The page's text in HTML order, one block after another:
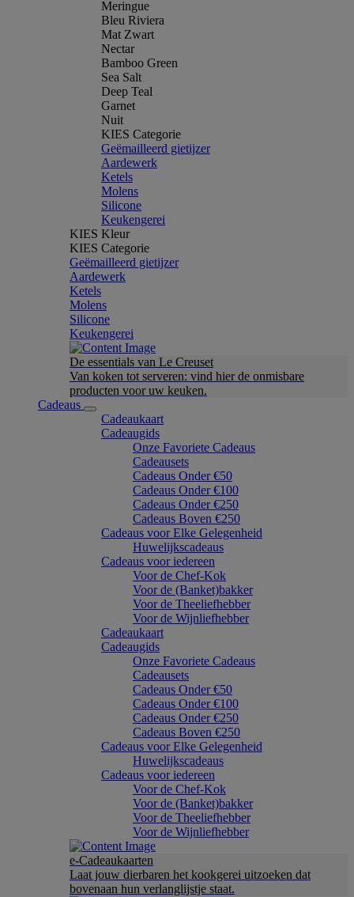
Meringue
Bleu Riviera
Mat Zwart
Nectar
Bamboo Green
Sea Salt
Deep Teal
Garnet
Nuit
KIES Categorie
Geëmailleerd gietijzer
Aardewerk
Ketels
Molens
Silicone
Keukengerei
KIES Kleur
KIES Categorie
Geëmailleerd gietijzer
Aardewerk
Ketels
Molens
Silicone
Keukengerei
De essentials van Le Creuset
Van koken tot serveren: vind hier de onmisbare
producten voor uw keuken.
Cadeaus
Cadeaukaart
Cadeaugids
Onze Favoriete Cadeaus
Cadeausets
Cadeaus Onder €50
Cadeaus Onder €100
Cadeaus Onder €250
Cadeaus Boven €250
Cadeaus voor Elke Gelegenheid
Huwelijkscadeaus
Cadeaus voor iedereen
Voor de Chef-Kok
Voor de (Banket)bakker
Voor de Theeliefhebber
Voor de Wijnliefhebber
Cadeaukaart
Cadeaugids
Onze Favoriete Cadeaus
Cadeausets
Cadeaus Onder €50
Cadeaus Onder €100
Cadeaus Onder €250
Cadeaus Boven €250
Cadeaus voor Elke Gelegenheid
Huwelijkscadeaus
Cadeaus voor iedereen
Voor de Chef-Kok
Voor de (Banket)bakker
Voor de Theeliefhebber
Voor de Wijnliefhebber
e-Cadeaukaarten
Laat jouw dierbaren het kookgerei uitzoeken dat
bovenaan hun verlanglijstje staat.